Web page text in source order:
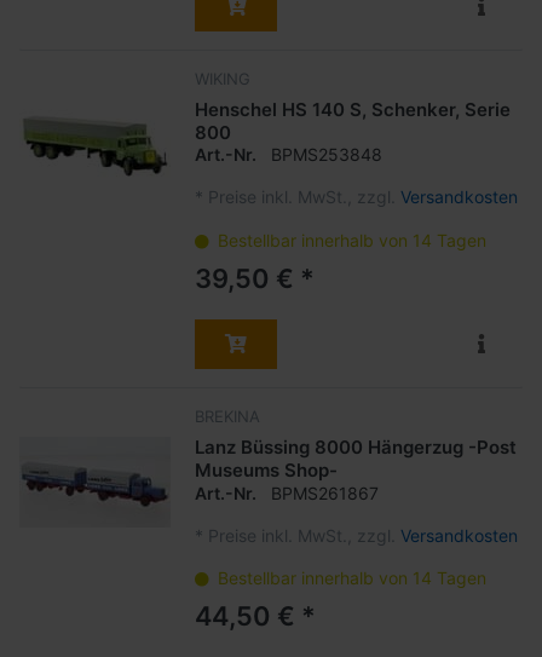
WIKING
Henschel HS 140 S, Schenker, Serie
800
Art.-Nr. BPMS253848
* Preise inkl. MwSt., zzgl. Versandkosten
Bestellbar innerhalb von 14 Tagen
39,50 € *
BREKINA
Lanz Büssing 8000 Hängerzug -Post
Museums Shop-
Art.-Nr. BPMS261867
* Preise inkl. MwSt., zzgl. Versandkosten
Bestellbar innerhalb von 14 Tagen
44,50 € *